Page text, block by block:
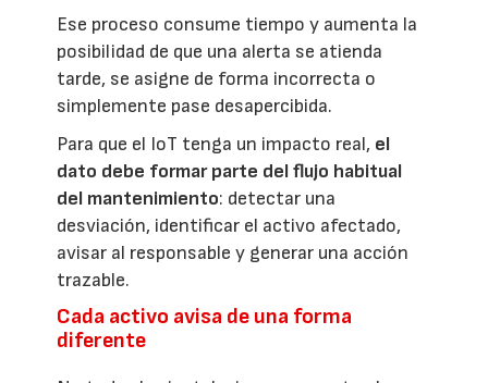
Ese proceso consume tiempo y aumenta la
posibilidad de que una alerta se atienda
tarde, se asigne de forma incorrecta o
simplemente pase desapercibida.
Para que el IoT tenga un impacto real, el
dato debe formar parte del flujo habitual
del mantenimiento: detectar una
desviación, identificar el activo afectado,
avisar al responsable y generar una acción
trazable.
Cada activo avisa de una forma
diferente